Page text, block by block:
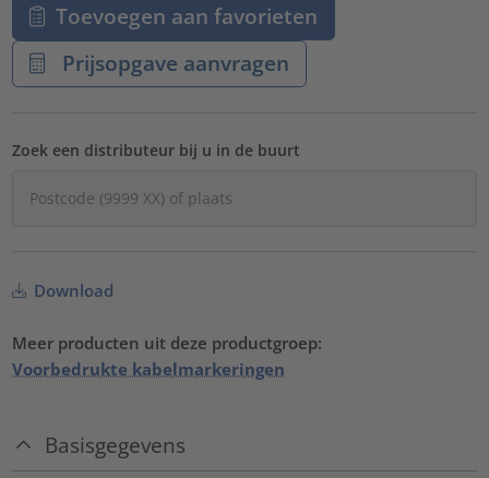
Toevoegen aan favorieten
Prijsopgave aanvragen
Zoek een distributeur bij u in de buurt
Download
Meer producten uit deze productgroep:
Voorbedrukte kabelmarkeringen
Basisgegevens